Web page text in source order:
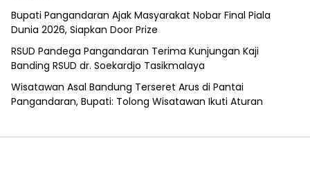
Bupati Pangandaran Ajak Masyarakat Nobar Final Piala
Dunia 2026, Siapkan Door Prize
RSUD Pandega Pangandaran Terima Kunjungan Kaji
Banding RSUD dr. Soekardjo Tasikmalaya
Wisatawan Asal Bandung Terseret Arus di Pantai
Pangandaran, Bupati: Tolong Wisatawan Ikuti Aturan